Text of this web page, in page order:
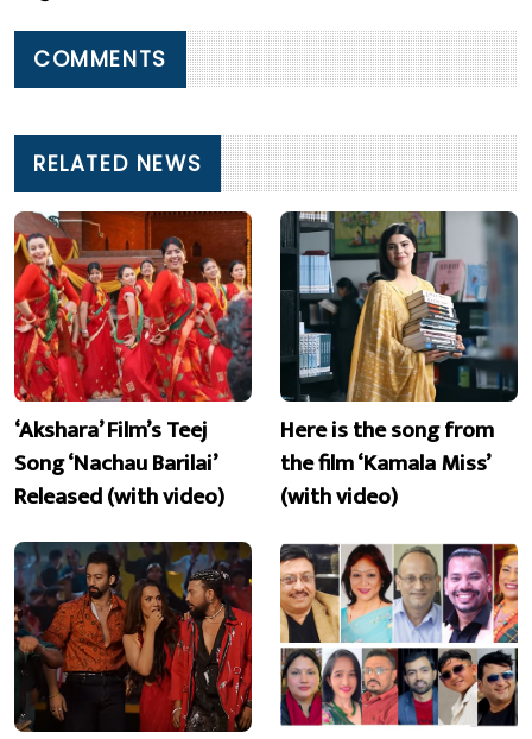
COMMENTS
RELATED NEWS
‘Akshara’ Film’s Teej
Song ‘Nachau Barilai’
Released (with video)
Here is the song from
the film ‘Kamala Miss’
(with video)